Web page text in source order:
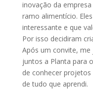
inovação da
ramo alimentício.
interessante e que
Por isso decidiram
Após um convite,
juntos a Planta para
de conhecer
de tudo que aprendi.